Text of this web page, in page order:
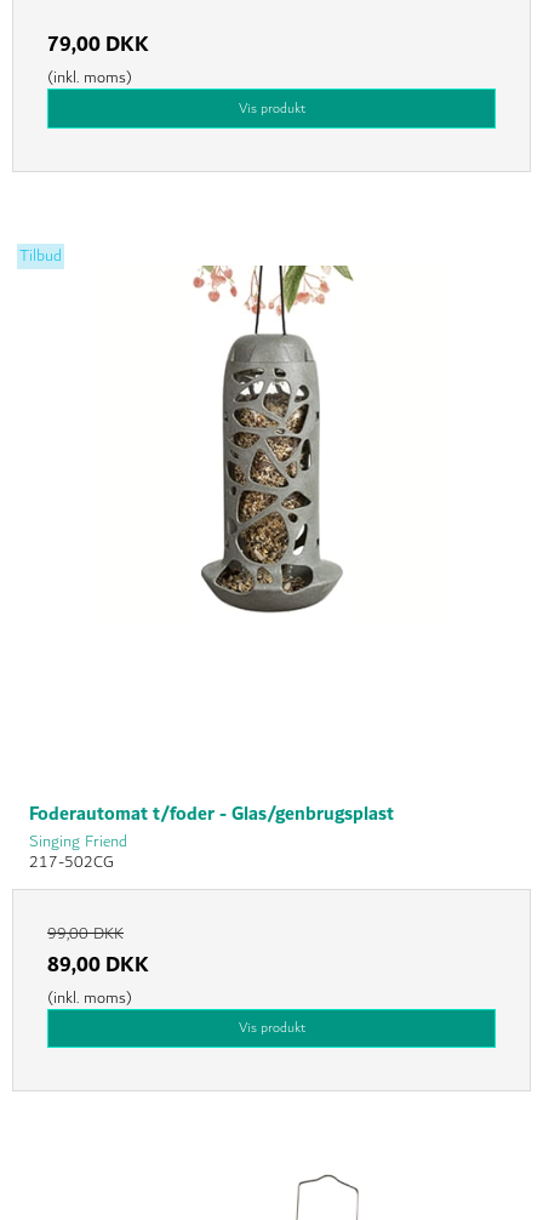
79,00 DKK
(inkl. moms)
Vis produkt
Tilbud
Foderautomat t/foder - Glas/genbrugsplast
Singing Friend
217-502CG
99,00 DKK
89,00 DKK
(inkl. moms)
Vis produkt